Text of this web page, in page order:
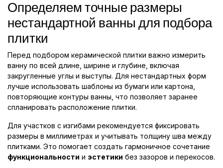
Определяем точные размеры
нестандартной ванны для подбора
плитки
Перед подбором керамической плитки важно измерить
ванну по всей длине, ширине и глубине, включая
закругленные углы и выступы. Для нестандартных форм
лучше использовать шаблоны из бумаги или картона,
повторяющие контуры ванны, что позволяет заранее
спланировать расположение плитки.
Для участков с изгибами рекомендуется фиксировать
размеры в миллиметрах и учитывать толщину шва между
плитками. Это помогает создать гармоничное сочетание
функциональности и эстетики без зазоров и перекосов.